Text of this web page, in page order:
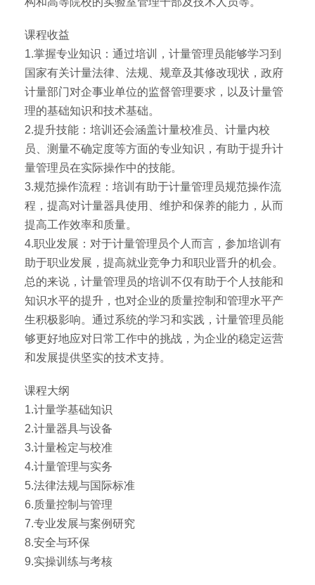
课程收益
1.掌握专业知识：通过培训，计量管理员能够学习到
国家有关计量法律、法规、规章及其修改现状，政府
计量部门对企事业单位的监督管理要求，以及计量管
理的基础知识和技术基础。
2.提升技能：培训还会涵盖计量校准员、计量内校
员、测量不确定度等方面的专业知识，有助于提升计
量管理员在实际操作中的技能。
3.规范操作流程：培训有助于计量管理员规范操作流
程，提高对计量器具使用、维护和保养的能力，从而
提高工作效率和质量。
4.职业发展：对于计量管理员个人而言，参加培训有
助于职业发展，提高就业竞争力和职业晋升的机会。
总的来说，计量管理员的培训不仅有助于个人技能和
知识水平的提升，也对企业的质量控制和管理水平产
生积极影响。通过系统的学习和实践，计量管理员能
够更好地应对日常工作中的挑战，为企业的稳定运营
和发展提供坚实的技术支持。
课程大纲
1.计量学基础知识
2.计量器具与设备
3.计量检定与校准
4.计量管理与实务
5.法律法规与国际标准
6.质量控制与管理
7.专业发展与案例研究
8.安全与环保
9.实操训练与考核